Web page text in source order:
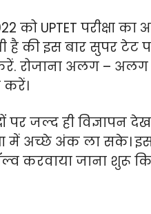
UPTET परीक्षा का
की इस बार सुपर टेट
रोजाना अलग – अलग
करें।
पर जल्द ही
में अच्छे अंक ला सके।
करवाया जाना शुरू